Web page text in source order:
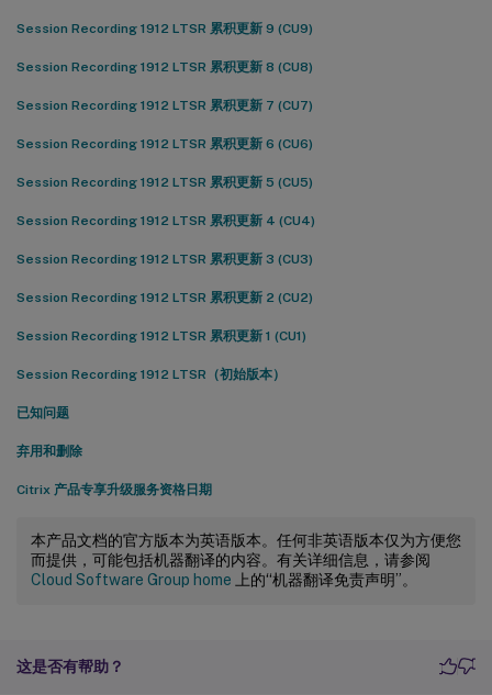
Session Recording 1912 LTSR 累积更新 9 (CU9)
Session Recording 1912 LTSR 累积更新 8 (CU8)
Session Recording 1912 LTSR 累积更新 7 (CU7)
Session Recording 1912 LTSR 累积更新 6 (CU6)
Session Recording 1912 LTSR 累积更新 5 (CU5)
Session Recording 1912 LTSR 累积更新 4 (CU4)
Session Recording 1912 LTSR 累积更新 3 (CU3)
Session Recording 1912 LTSR 累积更新 2 (CU2)
Session Recording 1912 LTSR 累积更新 1 (CU1)
Session Recording 1912 LTSR（初始版本）
已知问题
弃用和删除
Citrix 产品专享升级服务资格日期
本产品文档的官方版本为英语版本。任何非英语版本仅为方便您
而提供，可能包括机器翻译的内容。有关详细信息，请参阅
Cloud Software Group home 上的“机器翻译免责声明”。
这是否有帮助？